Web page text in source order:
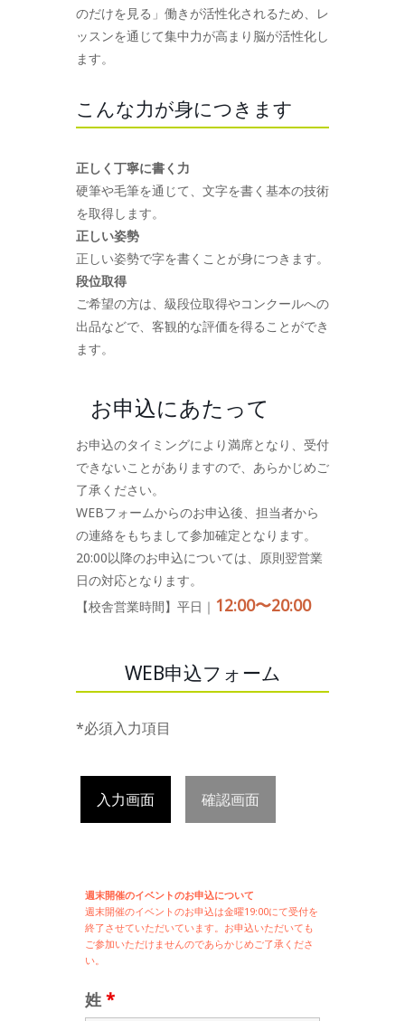
のだけを見る」働きが活性化されるため、レ
ッスンを通じて集中力が高まり脳が活性化し
ます。
こんな力が身につきます
正しく丁寧に書く力
硬筆や毛筆を通じて、文字を書く基本の技術
を取得します。
正しい姿勢
正しい姿勢で字を書くことが身につきます。
段位取得
ご希望の方は、級段位取得やコンクールへの
出品などで、客観的な評価を得ることができ
ます。
お申込にあたって
お申込のタイミングにより満席となり、受付
できないことがありますので、あらかじめご
了承ください。
WEBフォームからのお申込後、担当者から
の連絡をもちまして参加確定となります。
20:00以降のお申込については、原則翌営業
日の対応となります。
【校舎営業時間】平日｜ 12:00〜20:00
WEB申込フォーム
*必須入力項目
入力画面 確認画面
週末開催のイベントのお申込について
週末開催のイベントのお申込は金曜19:00にて受付を
終了させていただいています。お申込いただいても
ご参加いただけませんのであらかじめご了承くださ
い。
姓 *